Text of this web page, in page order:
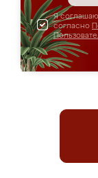
Я
согласно